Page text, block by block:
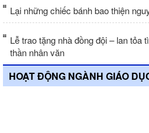
Lại những chiếc bánh bao thiện
Lễ trao tặng nhà đồng đội – lan tỏa
thần nhân văn
HOẠT ĐỘNG NGÀNH GIÁO